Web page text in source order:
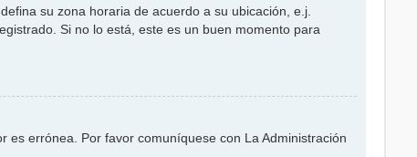
su zona horaria de acuerdo a su ubicación, e.j.
Si no lo está, este es un buen momento para
errónea. Por favor comuníquese con La Administración